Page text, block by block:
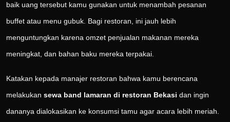
baik uang tersebut kamu gunakan untuk menambah pesanan
buffet atau menu gubuk. Bagi restoran, ini jauh lebih
menguntungkan karena omzet penjualan makanan mereka
meningkat, dan bahan baku mereka terpakai.
Katakan kepada manajer restoran bahwa kamu berencana
melakukan sewa band lamaran di restoran Bekasi dan ingin
dananya dialokasikan ke konsumsi tamu agar acara lebih meriah.